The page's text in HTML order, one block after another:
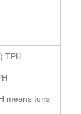
TPH
means tons